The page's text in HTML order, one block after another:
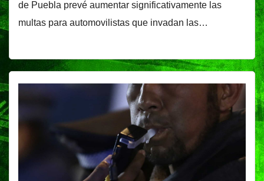
de Puebla prevé aumentar significativamente las
multas para automovilistas que invadan las…